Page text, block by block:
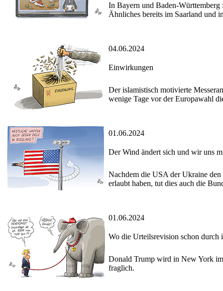
In Bayern und Baden-Württemberg
Ähnliches bereits im Saarland und
04.06.2024
Einwirkungen
Der islamistisch motivierte
wenige Tage vor der Europawahl
01.06.2024
Der Wind ändert sich und wir uns
Nachdem die USA der Ukraine
erlaubt haben, tut dies auch die
01.06.2024
Wo die Urteilsrevision schon durch
Donald Trump wird in New York im
fraglich.